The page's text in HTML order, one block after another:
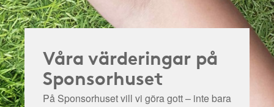
Våra värderingar på
Sponsorhuset
På Sponsorhuset vill vi göra gott – inte bara